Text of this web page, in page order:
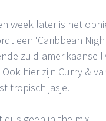
week later is het
een ‘Caribbean
zuid-amerikaanse
Ook hier zijn Curry &
tropisch jasje.